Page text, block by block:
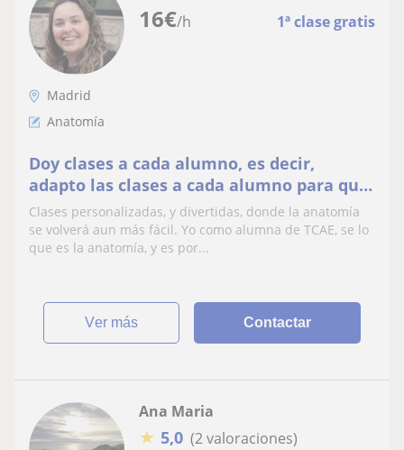
16€/h 1ª clase gratis
Madrid
Anatomía
Doy clases a cada alumno, es decir,
adapto las clases a cada alumno para que
vean que estudiar puede ser divertido y
facil
Clases personalizadas, y divertidas, donde la anatomía
se volverá aun más fácil. Yo como alumna de TCAE, se lo
que es la anatomía, y es por...
ver más Contactar
Ana Maria
★ 5,0 (2 valoraciones)